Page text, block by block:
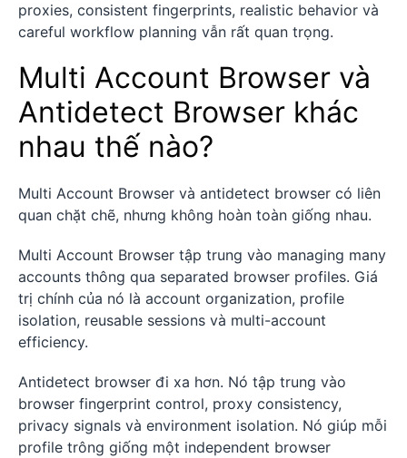
proxies, consistent fingerprints, realistic behavior và
careful workflow planning vẫn rất quan trọng.
Multi Account Browser và
Antidetect Browser khác
nhau thế nào?
Multi Account Browser và antidetect browser có liên
quan chặt chẽ, nhưng không hoàn toàn giống nhau.
Multi Account Browser tập trung vào managing many
accounts thông qua separated browser profiles. Giá
trị chính của nó là account organization, profile
isolation, reusable sessions và multi-account
efficiency.
Antidetect browser đi xa hơn. Nó tập trung vào
browser fingerprint control, proxy consistency,
privacy signals và environment isolation. Nó giúp mỗi
profile trông giống một independent browser